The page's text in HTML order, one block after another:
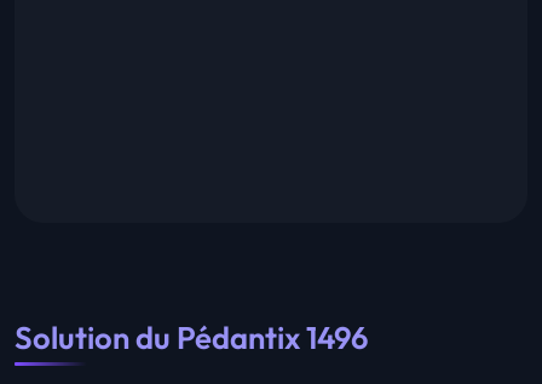
Solution du Pédantix 1496